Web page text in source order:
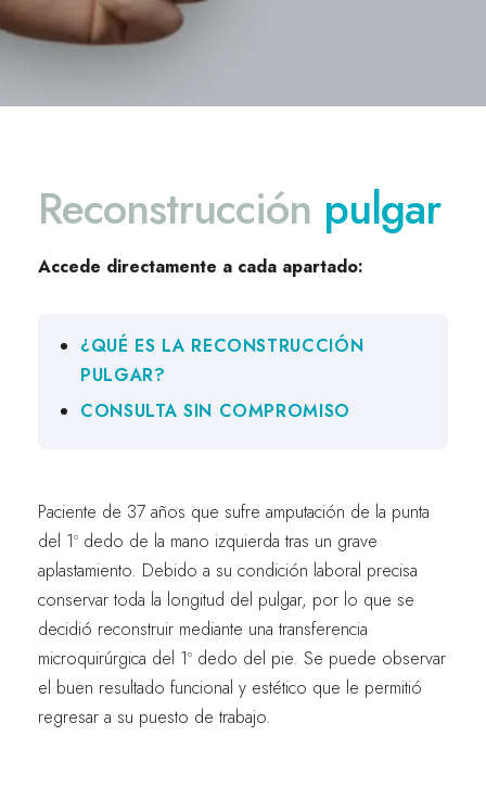
Reconstrucción pulgar
Accede directamente a cada apartado:
¿QUÉ ES LA RECONSTRUCCIÓN
PULGAR?
CONSULTA SIN COMPROMISO
Paciente de 37 años que sufre amputación de la punta
del 1º dedo de la mano izquierda tras un grave
aplastamiento. Debido a su condición laboral precisa
conservar toda la longitud del pulgar, por lo que se
decidió reconstruir mediante una transferencia
microquirúrgica del 1º dedo del pie. Se puede observar
el buen resultado funcional y estético que le permitió
regresar a su puesto de trabajo.